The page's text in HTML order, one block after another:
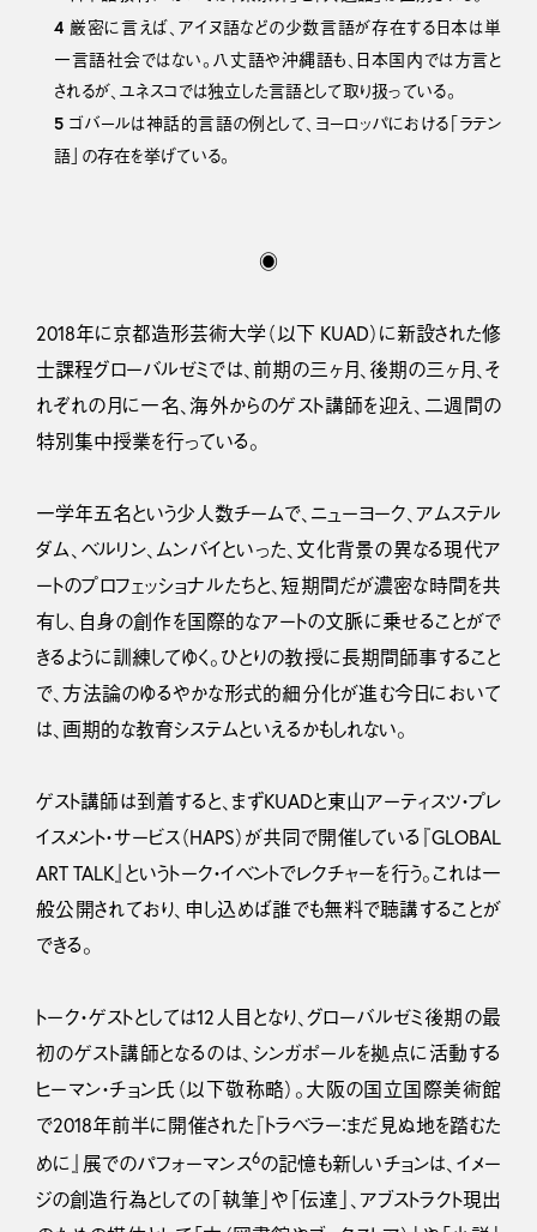
4 厳密に言えば、アイヌ語などの少数言語が存在する日本は単
一言語社会ではない。八丈語や沖縄語も、日本国内では方言と
されるが、ユネスコでは独立した言語として取り扱っている。
5 ゴバールは神話的言語の例として、ヨーロッパにおける「ラテン
語」の存在を挙げている。
◉
2018年に京都造形芸術大学（以下 KUAD）に新設された修
士課程グローバルゼミでは、前期の三ヶ月、後期の三ヶ月、そ
れぞれの月に一名、海外からのゲスト講師を迎え、二週間の
特別集中授業を行っている。
一学年五名という少人数チームで、ニューヨーク、アムステル
ダム、ベルリン、ムンバイといった、文化背景の異なる現代ア
ートのプロフェッショナルたちと、短期間だが濃密な時間を共
有し、自身の創作を国際的なアートの文脈に乗せることがで
きるように訓練してゆく。ひとりの教授に長期間師事すること
で、方法論のゆるやかな形式的細分化が進む今日において
は、画期的な教育システムといえるかもしれない。
ゲスト講師は到着すると、まずKUADと東山アーティスツ・プレ
イスメント・サービス（HAPS）が共同で開催している『GLOBAL
ART TALK』というトーク・イベントでレクチャーを行う。これは一
般公開されており、申し込めば誰でも無料で聴講することが
できる。
トーク・ゲストとしては12人目となり、グローバルゼミ後期の最
初のゲスト講師となるのは、シンガポールを拠点に活動する
ヒーマン・チョン氏（以下敬称略）。大阪の国立国際美術館
で2018年前半に開催された『トラベラー：まだ見ぬ地を踏むた
めに』展でのパフォーマンス6の記憶も新しいチョンは、イメー
ジの創造行為としての「執筆」や「伝達」、アブストラクト現出